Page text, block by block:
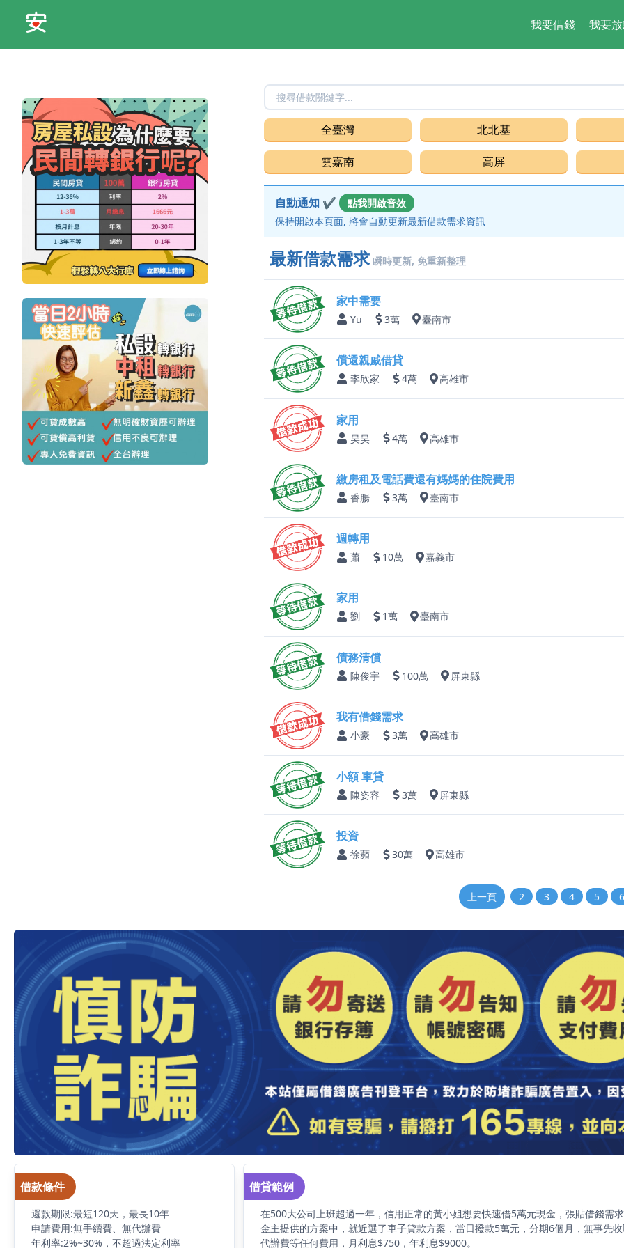
我要借錢 我要
全臺灣 北北基
雲嘉南 高屏
自動通知 ✔
點我開啟音效
保持開啟本頁面, 將會自動更新最新借款需求資訊
最新借款需求 瞬時更新, 免重新整理
家中需要
Yu 3萬 臺南市
償還親戚借貸
李欣家 4萬 高雄市
家用
昊昊 4萬 高雄市
繳房租及電話費還有媽媽的住院費用
香腸 3萬 臺南市
週轉用
蕭 10萬 嘉義市
家用
劉 1萬 臺南市
債務清償
陳俊宇 100萬 屏東縣
我有借錢需求
小豪 3萬 高雄市
小額 車貸
陳姿容 3萬 屏東縣
投資
徐蘋 30萬 高雄市
上一頁 2 3 4 5 6
借款條件
還款期限:最短120天，最長10年
申請費用:無手續費、無代辦費
年利率:2%~30%，不超過法定利率
借貸範例
在500大公司上班超過一年，信用正常的黃小姐想要快速借5萬元現金，張貼借錢需
金主提供的方案中，就近選了車子貸款方案，當日撥款5萬元，分期6個月，無事先
代辦費等任何費用，月利息$750，年利息$9000。